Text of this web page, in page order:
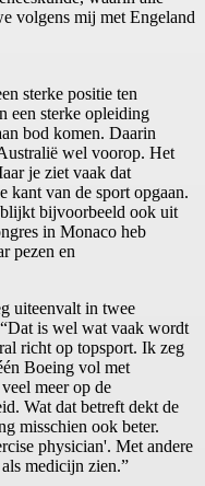
volgens mij met Engeland
sterke positie ten
een sterke opleiding
bod komen. Daarin
wel voorop. Het
je ziet vaak dat
kant van de sport opgaan.
bijvoorbeeld ook uit
in Monaco heb
pezen en
uiteenvalt in twee
is wel wat vaak wordt
richt op topsport. Ik zeg
Boeing vol met
meer op de
Wat dat betreft dekt de
misschien ook beter.
physician'. Met andere
medicijn zien.”